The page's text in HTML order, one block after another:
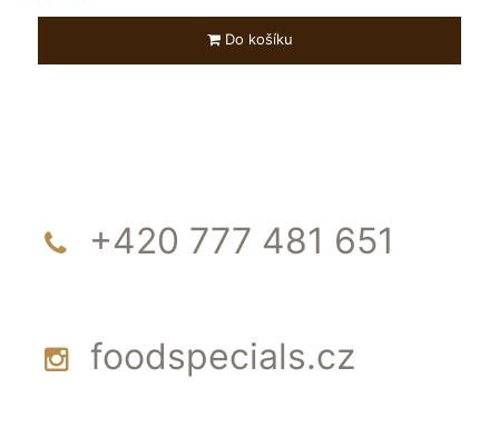
Do košíku
+420 777 481 651
foodspecials.cz